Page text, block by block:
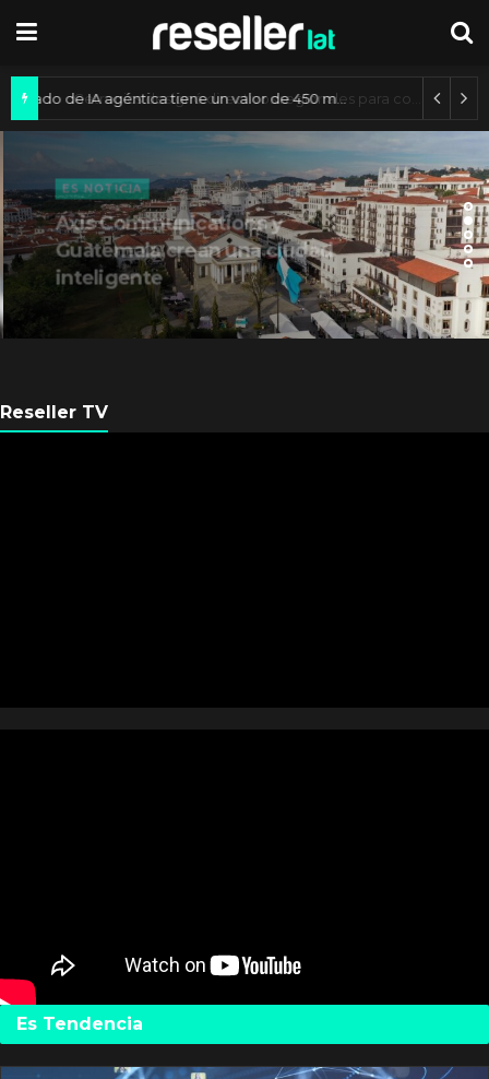
Mercado de IA agéntica tiene un valor de 450 mil millones de dólares
ES NOTICIA
Axis Communications y
Guatemala crean una ciudad
inteligente
Reseller TV
Es Tendencia